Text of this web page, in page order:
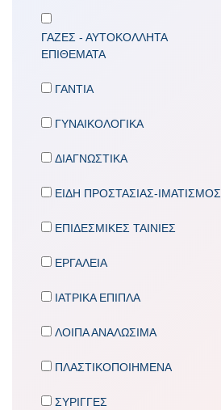
ΓΑΖΕΣ - ΑΥΤΟΚΟΛΛΗΤΑ
ΕΠΙΘΕΜΑΤΑ
ΓΑΝΤΙΑ
ΓΥΝΑΙΚΟΛΟΓΙΚΑ
ΔΙΑΓΝΩΣΤΙΚΑ
ΕΙΔΗ ΠΡΟΣΤΑΣΙΑΣ-ΙΜΑΤΙΣΜΟΣ
ΕΠΙΔΕΣΜΙΚΕΣ ΤΑΙΝΙΕΣ
ΕΡΓΑΛΕΙΑ
ΙΑΤΡΙΚΑ ΕΠΙΠΛΑ
ΛΟΙΠΑ ΑΝΑΛΩΣΙΜΑ
ΠΛΑΣΤΙΚΟΠΟΙΗΜΕΝΑ
ΣΥΡΙΓΓΕΣ